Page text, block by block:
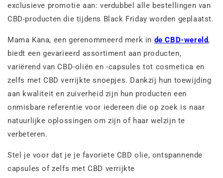
exclusieve promotie aan: verdubbel alle bestellingen van
CBD-producten die tijdens Black Friday worden geplaatst.
Mama Kana, een gerenommeerd merk in de CBD-wereld,
biedt een gevarieerd assortiment aan producten,
variërend van CBD-oliën en -capsules tot cosmetica en
zelfs met CBD verrijkte snoepjes. Dankzij hun toewijding
aan kwaliteit en zuiverheid zijn hun producten een
onmisbare referentie voor iedereen die op zoek is naar
natuurlijke oplossingen om zijn of haar welzijn te
verbeteren.
Stel je voor dat je je favoriete CBD olie, ontspannende
capsules of zelfs met CBD verrijkte